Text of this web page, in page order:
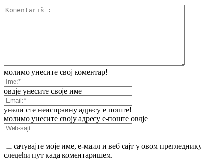
молимо унесите свој коментар!
овдје унесите своје име
унели сте неисправну адресу е-поште!
молимо унесите своју адресу е-поште овдје
сачувајте моје име, е-маил и веб сајт у овом прегледнику
следећи пут када коментаришем.